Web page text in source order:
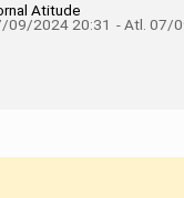
Atitude
09/2024 20:31 - Atl. 07/